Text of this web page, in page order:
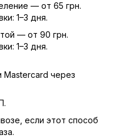
— от 65 грн.
1–3 дня.
— от 90 грн.
1–3 дня.
Mastercard через
если этот способ